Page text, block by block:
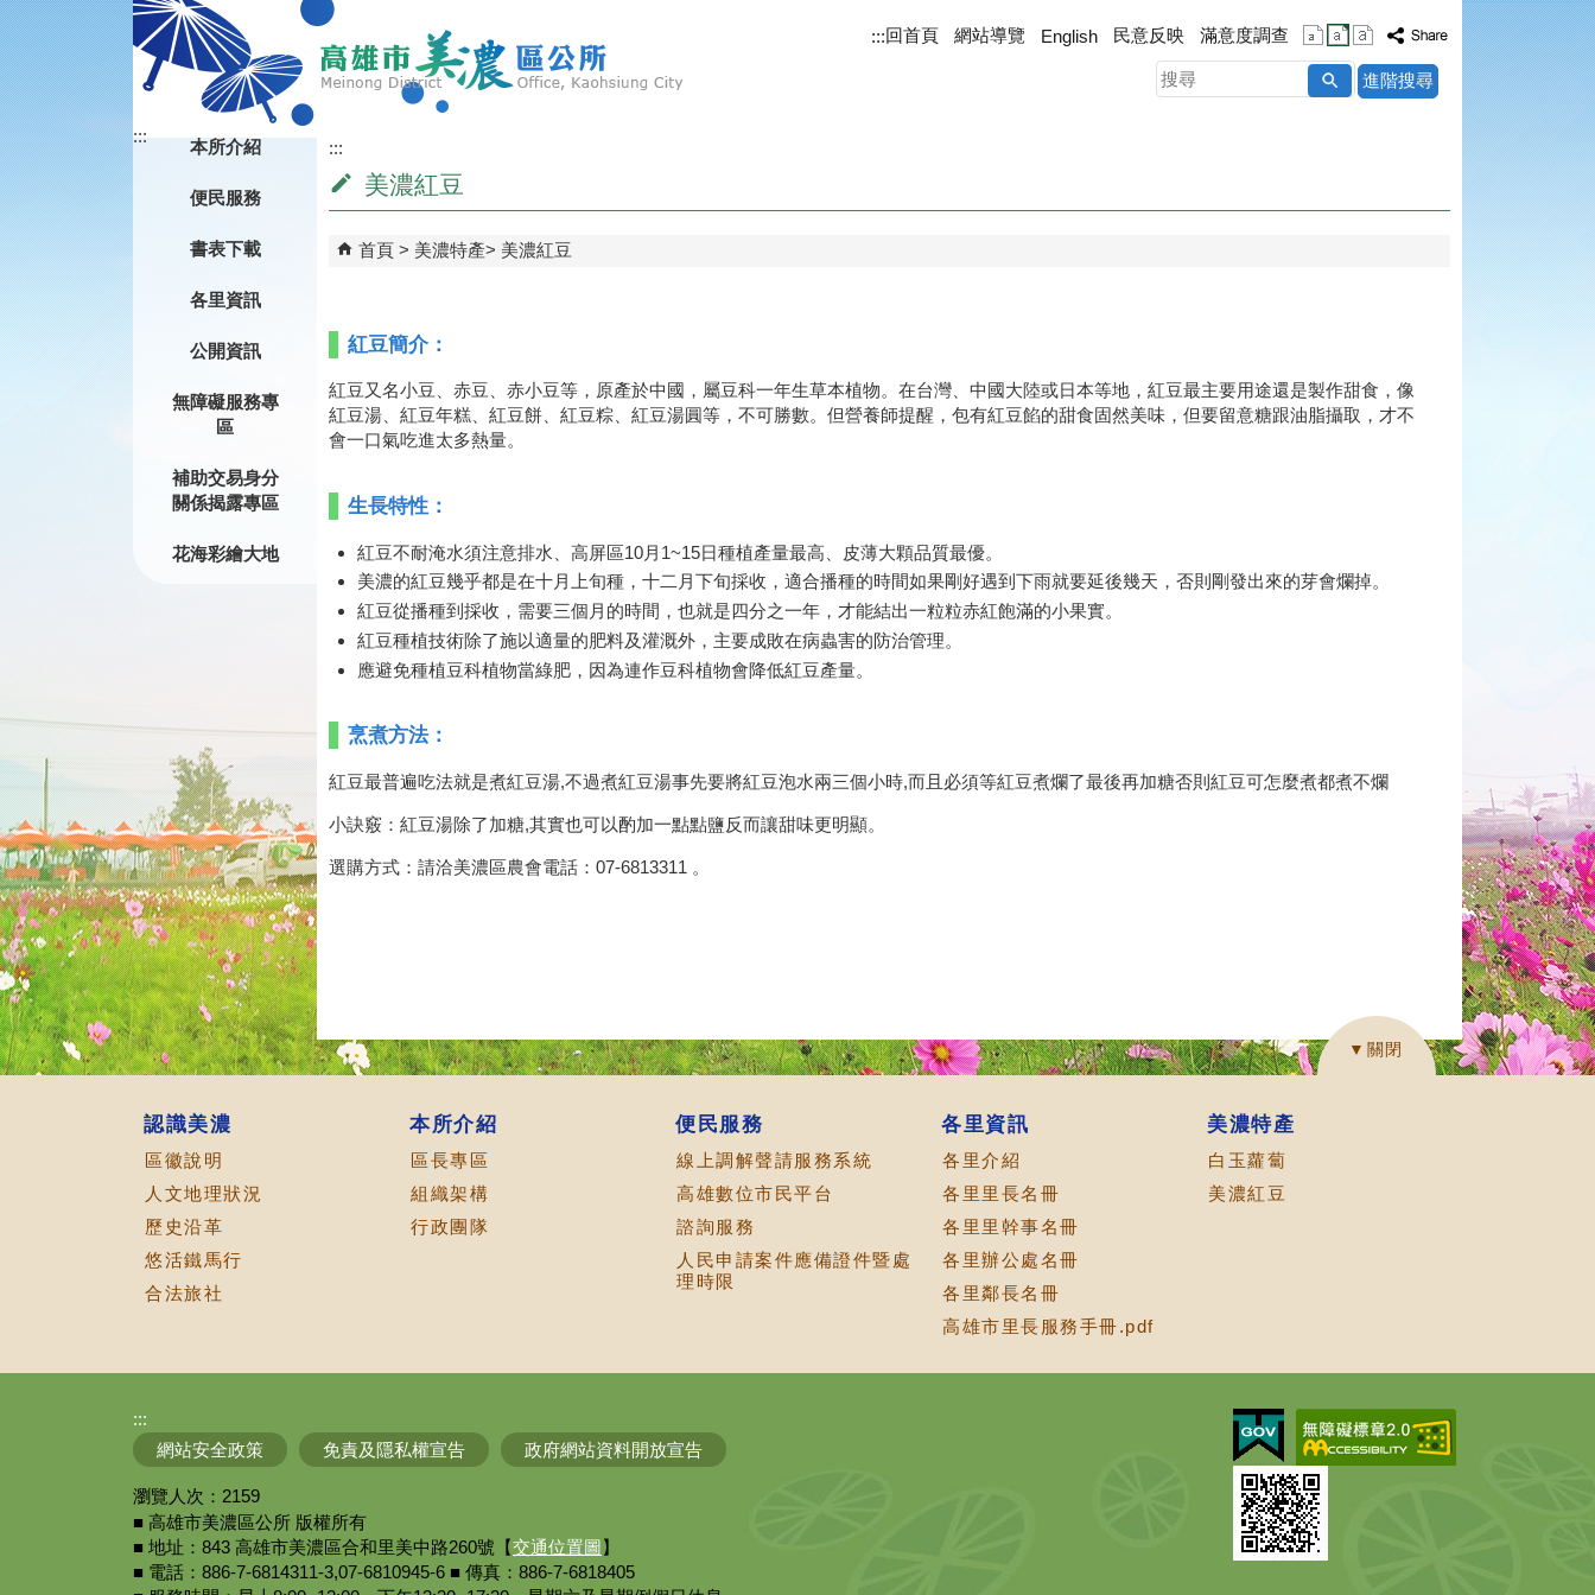
跳到主要內容區塊
:::回首頁 網站導覽 English 民意反映 滿意度調查
搜
尋
進階搜尋
:::
本所介紹
便民服務
書表下載
各里資訊
公開資訊
無障礙服務專
區
補助交易身分
關係揭露專區
花海彩繪大地
:::
美濃紅豆
首頁 美濃特產 美濃紅豆
紅豆簡介：
紅豆又名小豆、赤豆、赤小豆等，原產於中國，屬豆科一年生草本植物。在台灣、中國大陸或日本等地，紅豆最主要用途還是製作甜食，像
紅豆湯、紅豆年糕、紅豆餅、紅豆粽、紅豆湯圓等，不可勝數。但營養師提醒，包有紅豆餡的甜食固然美味，但要留意糖跟油脂攝取，才不
會一口氣吃進太多熱量。
生長特性：
紅豆不耐淹水須注意排水、高屏區10月1~15日種植產量最高、皮薄大顆品質最優。
美濃的紅豆幾乎都是在十月上旬種，十二月下旬採收，適合播種的時間如果剛好遇到下雨就要延後幾天，否則剛發出來的芽會爛掉。
紅豆從播種到採收，需要三個月的時間，也就是四分之一年，才能結出一粒粒赤紅飽滿的小果實。
紅豆種植技術除了施以適量的肥料及灌溉外，主要成敗在病蟲害的防治管理。
應避免種植豆科植物當綠肥，因為連作豆科植物會降低紅豆產量。
烹煮方法：
紅豆最普遍吃法就是煮紅豆湯,不過煮紅豆湯事先要將紅豆泡水兩三個小時,而且必須等紅豆煮爛了最後再加糖否則紅豆可怎麼煮都煮不爛
小訣竅：紅豆湯除了加糖,其實也可以酌加一點點鹽反而讓甜味更明顯。
選購方式：請洽美濃區農會電話：07-6813311 。
▼關閉
認識美濃
區徽說明
人文地理狀況
歷史沿革
悠活鐵馬行
合法旅社
本所介紹
區長專區
組織架構
行政團隊
便民服務
線上調解聲請服務系統
高雄數位市民平台
諮詢服務
人民申請案件應備證件暨處
理時限
各里資訊
各里介紹
各里里長名冊
各里里幹事名冊
各里辦公處名冊
各里鄰長名冊
高雄市里長服務手冊.pdf
美濃特產
白玉蘿蔔
美濃紅豆
:::
網站安全政策
免責及隱私權宣告 政府網站資料開放宣告
瀏覽人次： 2159
■ 高雄市美濃區公所 版權所有
■ 地址：843 高雄市美濃區合和里美中路260號【交通位置圖】
■ 電話：886-7-6814311-3,07-6810945-6 ■ 傳真：886-7-6818405